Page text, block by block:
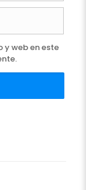
y web en este